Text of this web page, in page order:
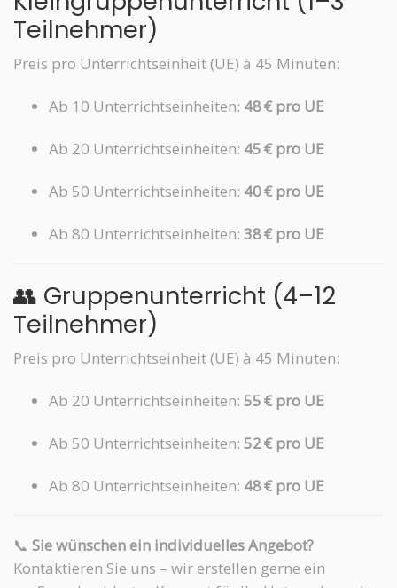
Teilnehmer)
Preis pro Unterrichtseinheit (UE) à 45 Minuten:
Ab 10 Unterrichtseinheiten: 48 € pro UE
Ab 20 Unterrichtseinheiten: 45 € pro UE
Ab 50 Unterrichtseinheiten: 40 € pro UE
Ab 80 Unterrichtseinheiten: 38 € pro UE
👥 Gruppenunterricht (4–12
Teilnehmer)
Preis pro Unterrichtseinheit (UE) à 45 Minuten:
Ab 20 Unterrichtseinheiten: 55 € pro UE
Ab 50 Unterrichtseinheiten: 52 € pro UE
Ab 80 Unterrichtseinheiten: 48 € pro UE
📞 Sie wünschen ein individuelles Angebot?
Kontaktieren Sie uns – wir erstellen gerne ein